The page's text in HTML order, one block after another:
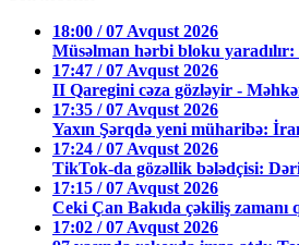
18:00 / 07 Avqust 2026
Müsəlman hərbi bloku
17:47 / 07 Avqust 2026
II Qaregini cəza gözləyir -
17:35 / 07 Avqust 2026
Yaxın Şərqdə yeni müharibə:
17:24 / 07 Avqust 2026
TikTok-da gözəllik bələdçisi:
17:15 / 07 Avqust 2026
Ceki Çan Bakıda çəkiliş zamanı
17:02 / 07 Avqust 2026